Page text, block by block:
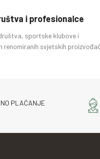
i profesionalce
sportske klubove i
renomiranih svjetskih
PLAĆANJE